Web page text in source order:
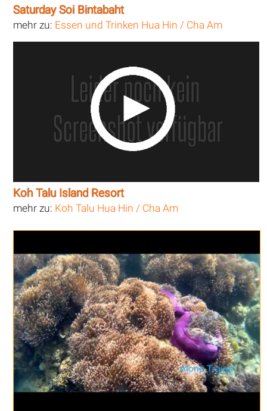
Saturday Soi Bintabaht
mehr zu: Essen und Trinken Hua Hin / Cha Am
Koh Talu Island Resort
mehr zu: Koh Talu Hua Hin / Cha Am